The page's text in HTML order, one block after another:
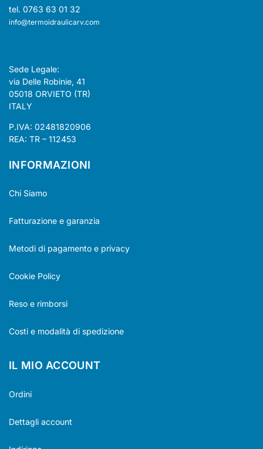
tel. 0763 63 01 32
info@termoidraulicarv.com
Sede Legale:
via Delle Robinie, 41
05018 ORVIETO (TR)
ITALY
P.IVA: 02481820906
REA: TR – 112453
INFORMAZIONI
Chi Siamo
Fatturazione e garanzia
Metodi di pagamento e privacy
Cookie Policy
Reso e rimborsi
Costi e modalità di spedizione
IL MIO ACCOUNT
Ordini
Dettagli account